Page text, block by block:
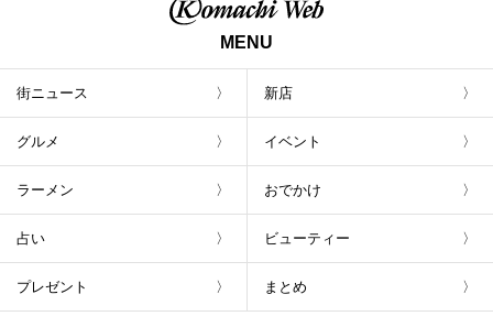
MENU
街ニュース 新店
グルメ イベント
ラーメン おでかけ
占い ビューティー
プレゼント まとめ